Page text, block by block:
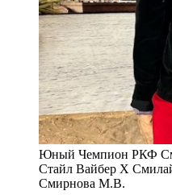
Юный Чемпион РКФ
Стайл Вайбер Х
Смирнова М.В.